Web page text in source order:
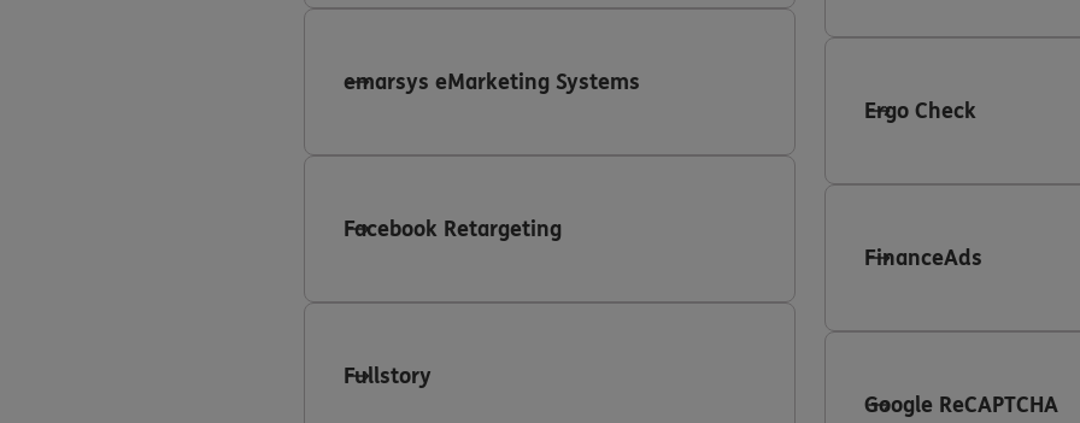
emarsys eMarketing Systems
Facebook Retargeting
Fullstory
Ergo Check
FinanceAds
Google ReCAPTCHA